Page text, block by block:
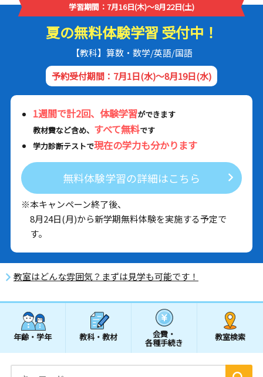
学習期間：7月16日(木)～8月22日(土)
夏の無料体験学習 受付中！
【教科】算数・数学/英語/国語
予約受付期間：7月1日(水)～8月19日(水)
1週間で計2回、体験学習ができます
教材費など含め、 すべて無料です
学力診断テストで現在の学力も分かります
無料体験学習の詳細はこちら
※本キャンペーン終了後、
8月24日(月)から新学期無料体験を実施する予定で
す。
教室はどんな雰囲気？まずは見学も可能です！
年齢・学年 教科・教材 会費・
各種手続き
教室検索